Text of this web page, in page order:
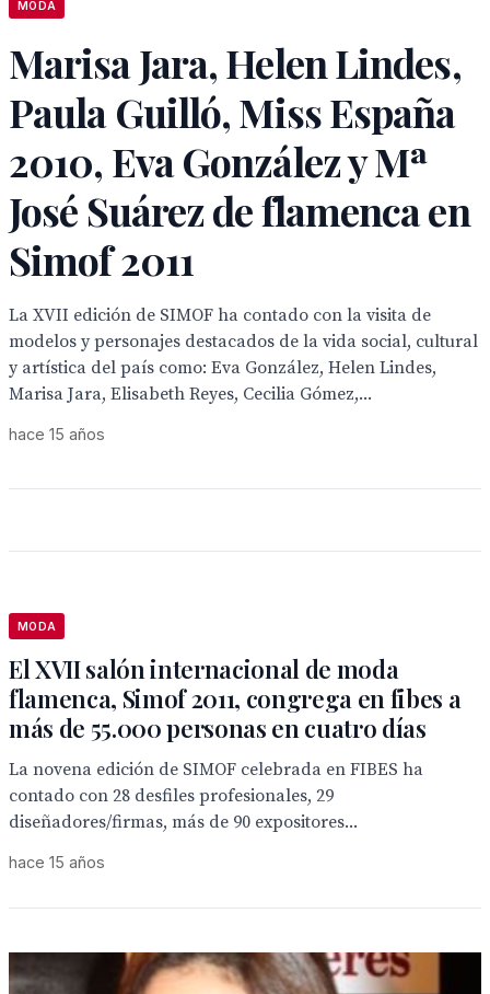
MODA
Marisa Jara, Helen Lindes,
Paula Guilló, Miss España
2010, Eva González y Mª
José Suárez de flamenca en
Simof 2011
La XVII edición de SIMOF ha contado con la visita de
modelos y personajes destacados de la vida social, cultural
y artística del país como: Eva González, Helen Lindes,
Marisa Jara, Elisabeth Reyes, Cecilia Gómez,...
hace 15 años
MODA
El XVII salón internacional de moda
flamenca, Simof 2011, congrega en fibes a
más de 55.000 personas en cuatro días
La novena edición de SIMOF celebrada en FIBES ha
contado con 28 desfiles profesionales, 29
diseñadores/firmas, más de 90 expositores...
hace 15 años